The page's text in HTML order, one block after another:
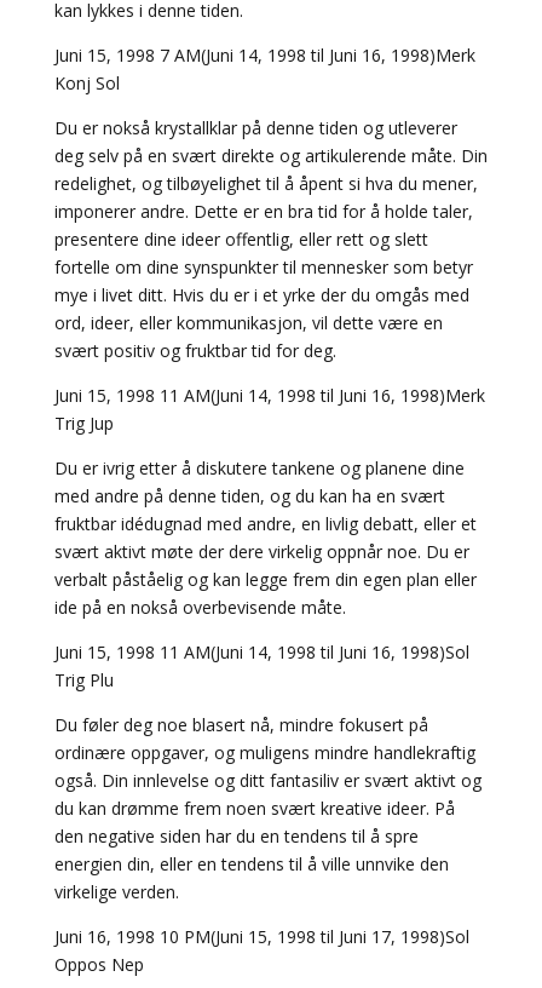
kan lykkes i denne tiden.
Juni 15, 1998 7 AM(Juni 14, 1998 til Juni 16, 1998)Merk
Konj Sol
Du er nokså krystallklar på denne tiden og utleverer
deg selv på en svært direkte og artikulerende måte. Din
redelighet, og tilbøyelighet til å åpent si hva du mener,
imponerer andre. Dette er en bra tid for å holde taler,
presentere dine ideer offentlig, eller rett og slett
fortelle om dine synspunkter til mennesker som betyr
mye i livet ditt. Hvis du er i et yrke der du omgås med
ord, ideer, eller kommunikasjon, vil dette være en
svært positiv og fruktbar tid for deg.
Juni 15, 1998 11 AM(Juni 14, 1998 til Juni 16, 1998)Merk
Trig Jup
Du er ivrig etter å diskutere tankene og planene dine
med andre på denne tiden, og du kan ha en svært
fruktbar idédugnad med andre, en livlig debatt, eller et
svært aktivt møte der dere virkelig oppnår noe. Du er
verbalt påståelig og kan legge frem din egen plan eller
ide på en nokså overbevisende måte.
Juni 15, 1998 11 AM(Juni 14, 1998 til Juni 16, 1998)Sol
Trig Plu
Du føler deg noe blasert nå, mindre fokusert på
ordinære oppgaver, og muligens mindre handlekraftig
også. Din innlevelse og ditt fantasiliv er svært aktivt og
du kan drømme frem noen svært kreative ideer. På
den negative siden har du en tendens til å spre
energien din, eller en tendens til å ville unnvike den
virkelige verden.
Juni 16, 1998 10 PM(Juni 15, 1998 til Juni 17, 1998)Sol
Oppos Nep